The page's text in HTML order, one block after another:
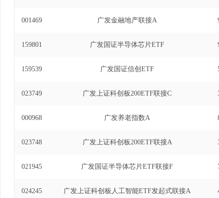
001469 广发金融地产联接A
159801 广发国证半导体芯片ETF
159539 广发国证信创ETF
023749 广发上证科创板200ETF联接C
000968 广发养老指数A
023748 广发上证科创板200ETF联接A
021945 广发国证半导体芯片ETF联接F
024245 广发上证科创板人工智能ETF发起式联接A